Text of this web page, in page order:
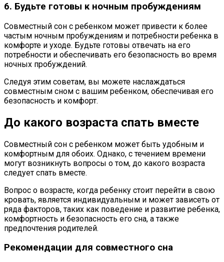
6. Будьте готовы к ночным пробуждениям
Совместный сон с ребенком может привести к более
частым ночным пробуждениям и потребности ребенка в
комфорте и уходе. Будьте готовы отвечать на его
потребности и обеспечивать его безопасность во время
ночных пробуждений.
Следуя этим советам, вы можете наслаждаться
совместным сном с вашим ребенком, обеспечивая его
безопасность и комфорт.
До какого возраста спать вместе
Совместный сон с ребенком может быть удобным и
комфортным для обоих. Однако, с течением времени
могут возникнуть вопросы о том, до какого возраста
следует спать вместе.
Вопрос о возрасте, когда ребенку стоит перейти в свою
кровать, является индивидуальным и может зависеть от
ряда факторов, таких как поведение и развитие ребенка,
комфортность и безопасность его сна, а также
предпочтения родителей.
Рекомендации для совместного сна